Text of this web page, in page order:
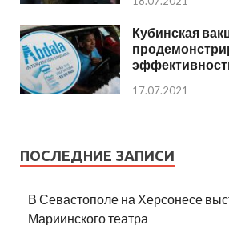
Кубинская
17.07.2021
ПОСЛЕДНИЕ ЗАПИСИ
В Севастополе на Херсонесе
Мариинского театра